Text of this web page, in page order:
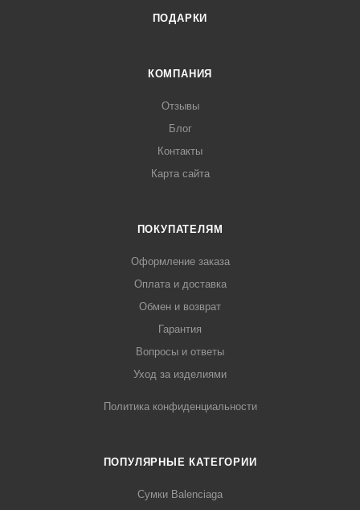
ПОДАРКИ
КОМПАНИЯ
Отзывы
Блог
Контакты
Карта сайта
ПОКУПАТЕЛЯМ
Оформление заказа
Оплата и доставка
Обмен и возврат
Гарантия
Вопросы и ответы
Уход за изделиями
Политика конфиденциальности
ПОПУЛЯРНЫЕ КАТЕГОРИИ
Сумки Balenciaga